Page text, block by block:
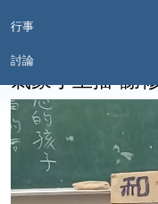
行事
討論
氣象小主播-謝